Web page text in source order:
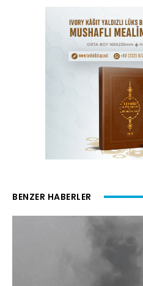
BENZER HABERLER